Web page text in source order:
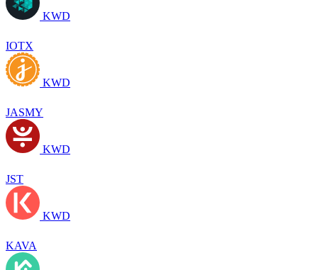
KWD
IOTX
KWD
JASMY
KWD
JST
KWD
KAVA